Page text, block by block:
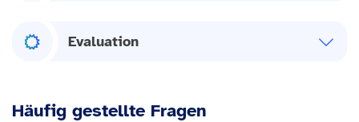
Evaluation
Häufig gestellte Fragen